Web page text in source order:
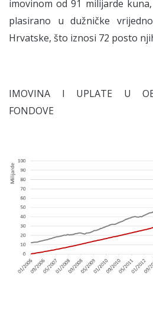
imovinom od 91 milijarde
plasirano u dužničke
Hrvatske, što iznosi 72 posto
IMOVINA I UPLATE U
FONDOVE